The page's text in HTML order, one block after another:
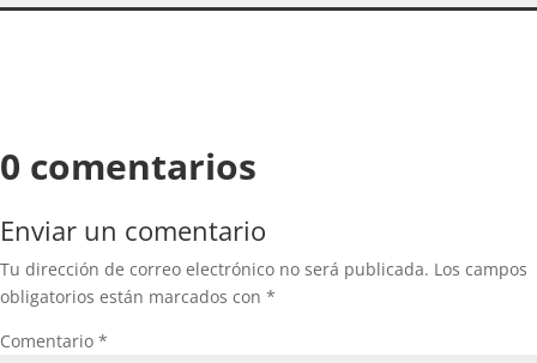
0 comentarios
Enviar un comentario
Tu dirección de correo electrónico no será publicada. Los campos
obligatorios están marcados con *
Comentario *